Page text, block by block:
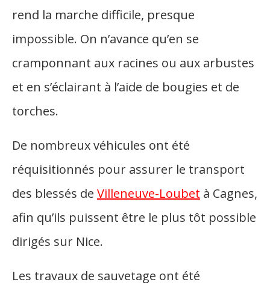
rend la marche difficile, presque
impossible. On n’avance qu’en se
cramponnant aux racines ou aux arbustes
et en s’éclairant à l’aide de bougies et de
torches.
De nombreux véhicules ont été
réquisitionnés pour assurer le transport
des blessés de Villeneuve-Loubet à Cagnes,
afin qu’ils puissent être le plus tôt possible
dirigés sur Nice.
Les travaux de sauvetage ont été